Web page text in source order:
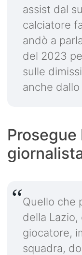
assist dal
calciatore
andò a
del 2023
sulle
anche
Quello che
della
giocatore,
squadra,